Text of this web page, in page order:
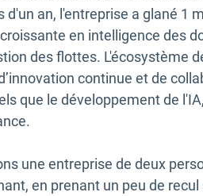
d'un an, l'entreprise a glané 1
en intelligence des
des flottes. L'écosystème
continue et de
que le développement de
une entreprise de deux
en prenant un peu de